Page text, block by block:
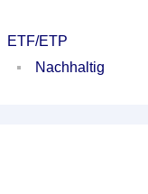
ETF/ETP
Nachhaltig